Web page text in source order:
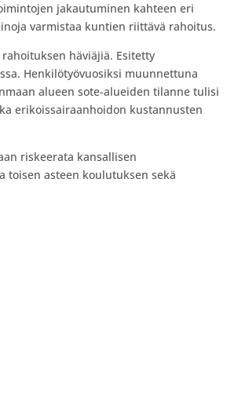
jakautuminen kahteen eri
varmistaa kuntien riittävä rahoitus.
rahoituksen häviäjiä. Esitetty
Henkilötyövuosiksi muunnettuna
alueen sote-alueiden tilanne tulisi
erikoissairaanhoidon kustannusten
riskeerata kansallisen
toisen asteen koulutuksen sekä